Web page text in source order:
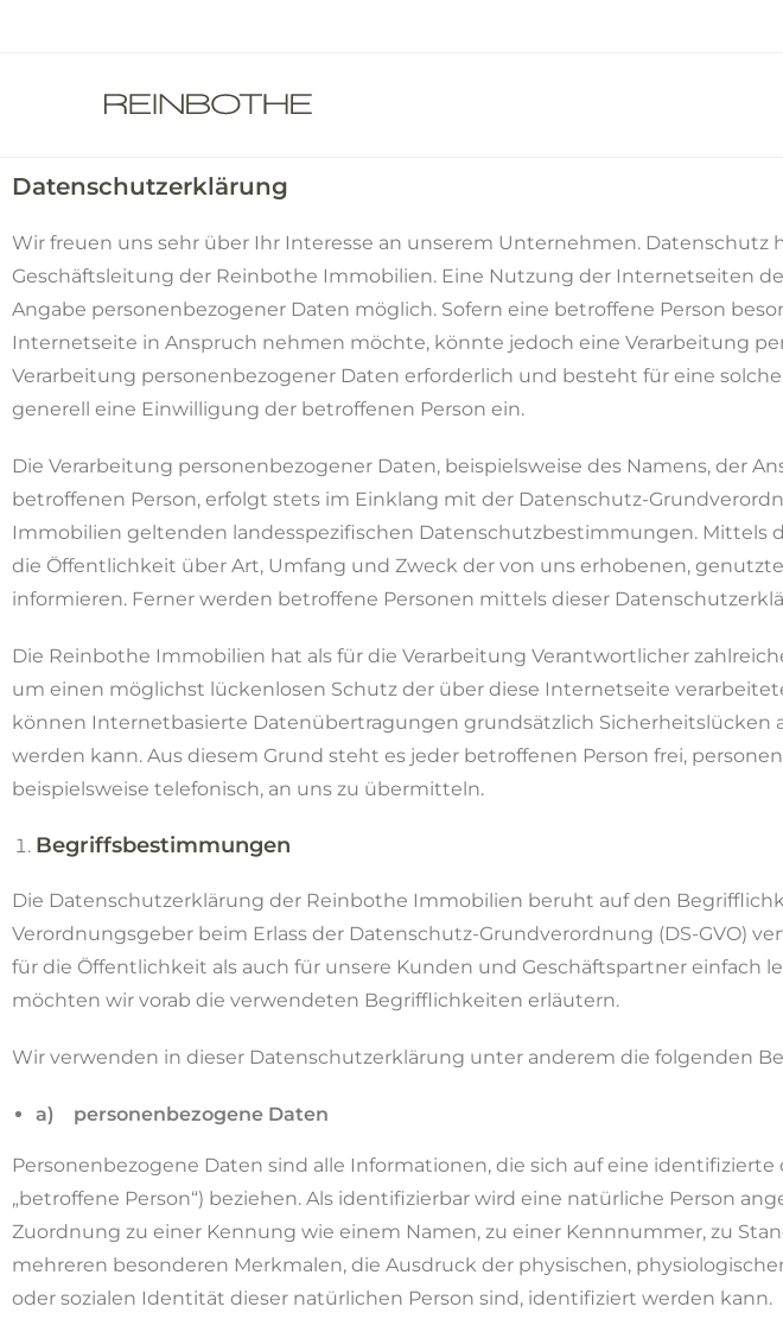
Datenschutzerklärung
Wir freuen uns sehr über Ihr Interesse an unserem Unternehmen.
Geschäftsleitung der Reinbothe Immobilien. Eine Nutzung der Internetseiten
Angabe personenbezogener Daten möglich. Sofern eine betroffene Person
Internetseite in Anspruch nehmen möchte, könnte jedoch eine Verarbeitung
Verarbeitung personenbezogener Daten erforderlich und besteht für eine
generell eine Einwilligung der betroffenen Person ein.
Die Verarbeitung personenbezogener Daten, beispielsweise des Namens, der
betroffenen Person, erfolgt stets im Einklang mit der Datenschutz-
Immobilien geltenden landesspezifischen Datenschutzbestimmungen.
die Öffentlichkeit über Art, Umfang und Zweck der von uns erhobenen,
informieren. Ferner werden betroffene Personen mittels dieser
Die Reinbothe Immobilien hat als für die Verarbeitung Verantwortlicher
um einen möglichst lückenlosen Schutz der über diese Internetseite
können Internetbasierte Datenübertragungen grundsätzlich Sicherheitslücken
werden kann. Aus diesem Grund steht es jeder betroffenen Person frei,
beispielsweise telefonisch, an uns zu übermitteln.
Begriffsbestimmungen
Die Datenschutzerklärung der Reinbothe Immobilien beruht auf den
Verordnungsgeber beim Erlass der Datenschutz-Grundverordnung (DS-GVO)
für die Öffentlichkeit als auch für unsere Kunden und Geschäftspartner einfach
möchten wir vorab die verwendeten Begrifflichkeiten erläutern.
Wir verwenden in dieser Datenschutzerklärung unter anderem die folgenden
a) personenbezogene Daten
Personenbezogene Daten sind alle Informationen, die sich auf eine
„betroffene Person“) beziehen. Als identifizierbar wird eine natürliche Person
Zuordnung zu einer Kennung wie einem Namen, zu einer Kennnummer, zu
mehreren besonderen Merkmalen, die Ausdruck der physischen,
oder sozialen Identität dieser natürlichen Person sind, identifiziert werden kann.